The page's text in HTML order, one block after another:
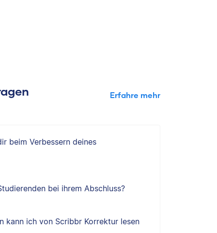
Erfahre mehr
beim Verbessern deines
bei ihrem Abschluss?
kann ich von Scribbr Korrektur lesen